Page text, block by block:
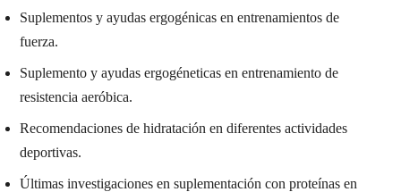
Suplementos y ayudas ergogénicas en entrenamientos de
fuerza.
Suplemento y ayudas ergogéneticas en entrenamiento de
resistencia aeróbica.
Recomendaciones de hidratación en diferentes actividades
deportivas.
Últimas investigaciones en suplementación con proteínas en